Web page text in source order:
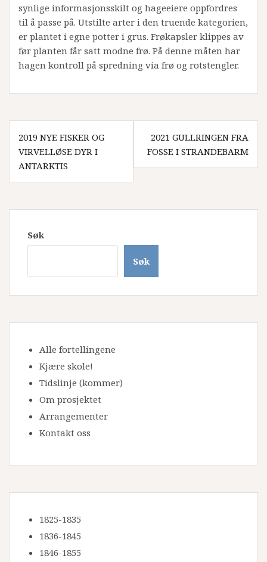
synlige informasjonsskilt og hageeiere oppfordres
til å passe på. Utstilte arter i den truende kategorien,
er plantet i egne potter i grus. Frøkapsler klippes av
før planten får satt modne frø. På denne måten har
hagen kontroll på spredning via frø og rotstengler.
Innleggsnavigasjon
2019 NYE FISKER OG
VIRVELLØSE DYR I
ANTARKTIS
2021 GULLRINGEN FRA
FOSSE I STRANDEBARM
Søk
Søk
Alle fortellingene
Kjære skole!
Tidslinje (kommer)
Om prosjektet
Arrangementer
Kontakt oss
1825-1835
1836-1845
1846-1855